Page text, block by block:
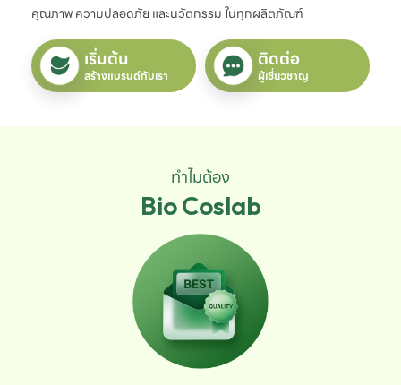
คุณภาพ ความปลอดภัย และนวัตกรรม ในทุกผลิตภัณฑ์
เริ่มต้น
สร้างแบรนด์กับเรา
ติดต่อ
ผู้เชี่ยวชาญ
ทำไมต้อง
Bio Coslab